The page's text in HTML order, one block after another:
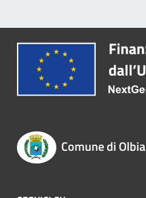
Comune di Olbia